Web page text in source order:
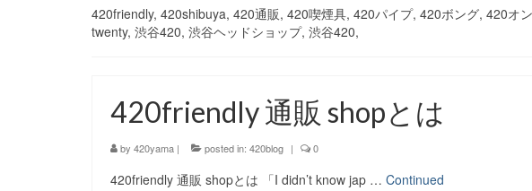
420friendly, 420shibuya, 420通販, 420喫煙具, 420パイプ, 420ボング, 420
twenty, 渋谷420, 渋谷ヘッドショップ, 渋谷420,
420friendly 通販 shopとは
by 420yama | posted in: 420blog | 0
420friendly 通販 shopとは 「I didn’t know jap … Continued